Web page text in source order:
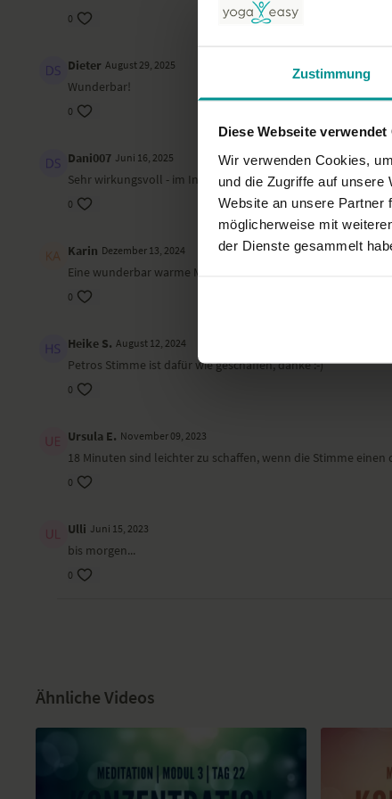
Zustimmung
Diese Webseite verwendet
Wir verwenden Cookies,
und die Zugriffe auf unsere
Website an unsere Partner
möglicherweise mit
der Dienste gesammelt
0
Dieter August 29, 2025
Wunderbar!
0
Dani007 Juni 16, 2025
Sehr wirkungsvoll - im Inneren verankert. Danke
0
Karin Dezember 13, 2024
Eine wunderbar warme Meditation. Danke
0
Heike S. August 12, 2024
Petros Stimme ist dafür wie geschaffen, danke :-)
0
Ursula E. November 09, 2023
18 Minuten sind leichter zu schaffen, wenn die Stimme
0
Ulli Juni 15, 2023
bis morgen...
0
Ähnliche Videos